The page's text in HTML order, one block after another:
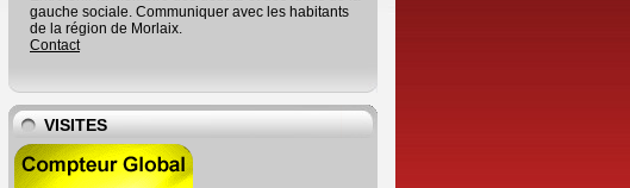
gauche sociale. Communiquer avec les habitants
de la région de Morlaix.
Contact
VISITES